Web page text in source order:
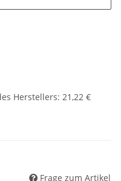
Herstellers: 21,22 €
Frage zum Artikel